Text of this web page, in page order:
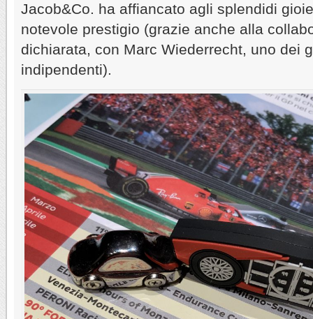
Jacob&Co. ha affiancato agli splendidi
notevole prestigio (grazie anche alla
dichiarata, con Marc Wiederrecht, uno dei
indipendenti).